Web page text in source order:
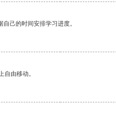
己的时间安排学习进度。
由移动。